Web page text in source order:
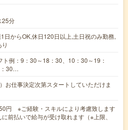
25分
日からOK,休日120日以上,土日祝のみ勤務,
例：9：30～18：30、10：30～19：
30…
お仕事決定次第スタートしていただけま
円 ※ご経験・スキルにより考慮致します
前払いで給与が受け取れます（※上限、